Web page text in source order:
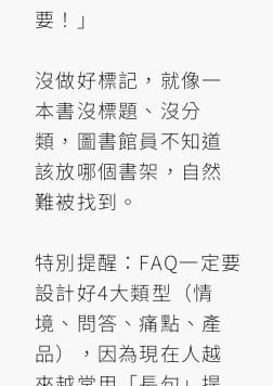
要！」
沒做好標記，就像一
本書沒標題、沒分
類，圖書館員不知道
該放哪個書架，自然
難被找到。
特別提醒：FAQ一定要
設計好4大類型（情
境、問答、痛點、產
品），因為現在人越